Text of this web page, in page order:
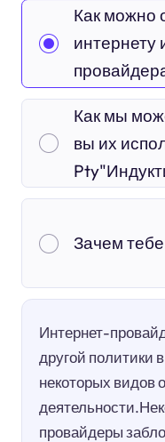
Как можно
интернету
Как мы
вы их
Зачем
Интернет-
другой политики
некоторых видов
провайдеры